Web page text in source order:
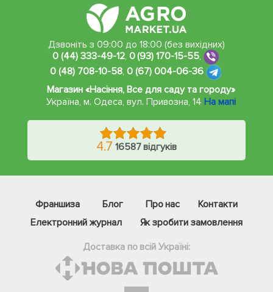
Дзвоніть з 09:00 до 18:00 (без вихідних)
0 (44) 333-49-12, 0 (93) 170-15-55,
0 (48) 708-10-58, 0 (67) 004-06-36
Магазин «Насіння, Все для саду та городу»
Україна, м. Одеса,вул. Привозна, 14 На мапі
4.7 16587 відгуків
Франшиза Блог Про нас
Контакти
Електронний журнал
Як зробити замовлення
Доставка по всій Україні: